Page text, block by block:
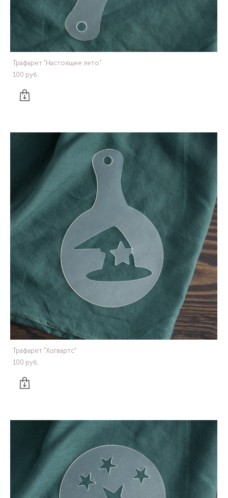
Трафарет "Настоящее лето"
100 pуб.
Трафарет "Хогвартс"
100 pуб.